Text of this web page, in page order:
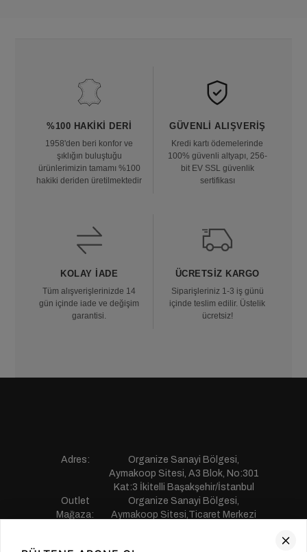
%100 HAKIKI DERI
1958'den beri konfor ve
şıklığın buluştuğu
ürünlerimizin tamamı %100
hakiki deriden üretilmektedir
GÜVENLI ALIŞVERIŞ
Kredi kartı ödemelerinde
100% güvenli altyapı, 256-
bit EV SSL güvenlik
sertifikası
KOLAY İADE
Tüm alışverişlerinizde 14
gün içinde iade ve değişim
garantisi.
ÜCRETSIZ KARGO
Siparişleriniz 1-3 iş günü
içinde teslim edilir. Üstelik
ücretsiz!
Adres:
Organize Sanayi Bölgesi,
Aymakoop Sitesi, A3 Blok, No:301
Kat:3 İkitelli Başakşehir/İstanbul
Outlet
Mağaza:
Organize Sanayi Bölgesi,
Aymakoop Sitesi,Ticaret Merkezi